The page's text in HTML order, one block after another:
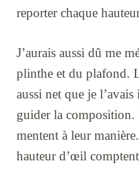
reporter chaque
J’aurais aussi dû me
plinthe et du plafond.
aussi net que je l’avais
guider la composition.
mentent à leur
hauteur d’œil